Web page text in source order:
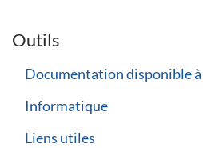
Outils
Documentation disponible
Informatique
Liens utiles